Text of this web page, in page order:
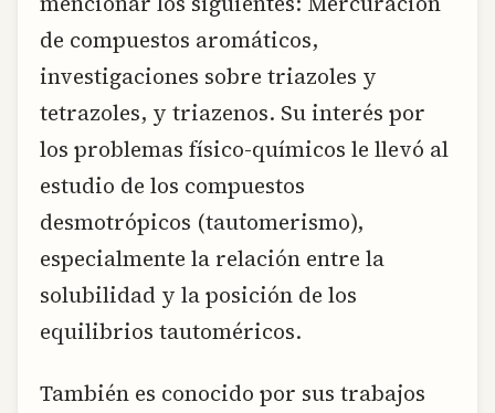
de compuestos aromáticos,
investigaciones sobre triazoles y
tetrazoles, y triazenos. Su interés por
los problemas físico-químicos le llevó al
estudio de los compuestos
desmotrópicos (tautomerismo),
especialmente la relación entre la
solubilidad y la posición de los
equilibrios tautoméricos.
También es conocido por sus trabajos